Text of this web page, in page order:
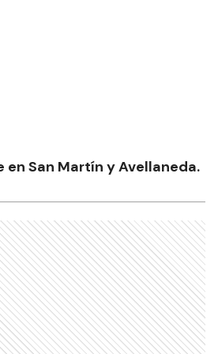
San Martín y Avellaneda.